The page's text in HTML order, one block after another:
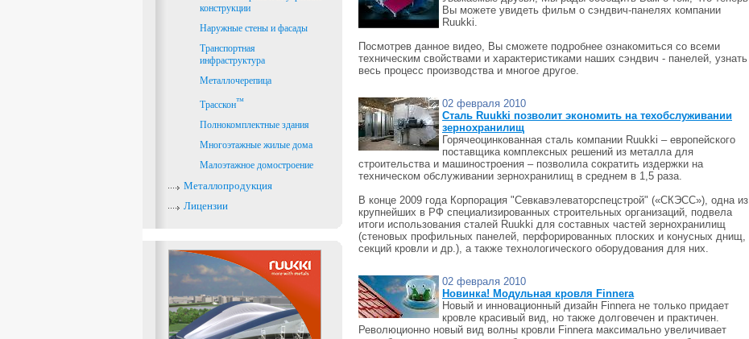
конструкции
Наружные стены и фасады
Транспортная
инфраструктура
Металлочерепица
Трасскон™
Полнокомплектные здания
Многоэтажные жилые дома
Малоэтажное домостроение
Металлопродукция
Лицензии
Вы можете увидеть фильм о сэндвич-панелях компании
Ruukki.
Посмотрев данное видео, Вы сможете подробнее ознакомиться со всеми
техническим свойствами и характеристиками наших сэндвич - панелей, узнать
весь процесс производства и многое другое.
02 февраля 2010
Сталь Ruukki позволит экономить на техобслуживании
зернохранилищ
Горячеоцинкованная сталь компании Ruukki – европейского
поставщика комплексных решений из металла для
строительства и машиностроения – позволила сократить издержки на
техническом обслуживании зернохранилищ в среднем в 1,5 раза.
В конце 2009 года Корпорация "Севкавэлеваторспецстрой" («СКЭСС»), одна из
крупнейших в РФ специализированных строительных организаций, подвела
итоги использования сталей Ruukki для составных частей зернохранилищ
(стеновых профильных панелей, перфорированных плоских и конусных днищ,
секций кровли и др.), а также технологического оборудования для них.
02 февраля 2010
Новинка! Модульная кровля Finnera
Новый и инновационный дизайн Finnera не только придает
кровле красивый вид, но также долговечен и практичен.
Революционно новый вид волны кровли Finnera максимально увеличивает